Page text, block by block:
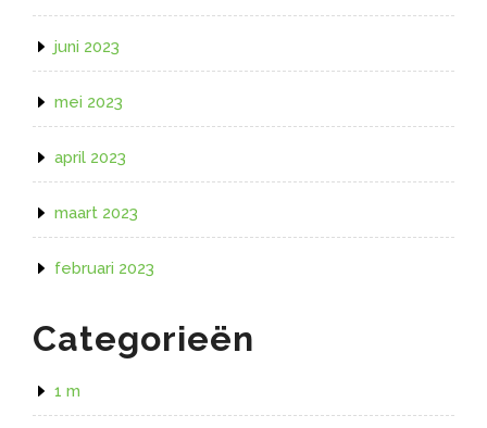
juni 2023
mei 2023
april 2023
maart 2023
februari 2023
Categorieën
1 m